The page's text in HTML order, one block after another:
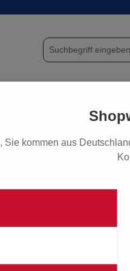
Sie kommen aus